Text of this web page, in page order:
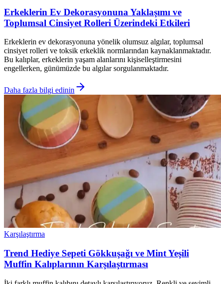
Erkeklerin Ev Dekorasyonuna Yaklaşımı ve
Toplumsal Cinsiyet Rolleri Üzerindeki Etkileri
Erkeklerin ev dekorasyonuna yönelik olumsuz algılar, toplumsal
cinsiyet rolleri ve toksik erkeklik normlarından kaynaklanmaktadır.
Bu kalıplar, erkeklerin yaşam alanlarını kişiselleştirmesini
engellerken, günümüzde bu algılar sorgulanmaktadır.
Daha fazla bilgi edinin
Karşılaştırma
Trend Hediye Sepeti Gökkuşağı ve Mint Yeşili
Muffin Kalıplarının Karşılaştırması